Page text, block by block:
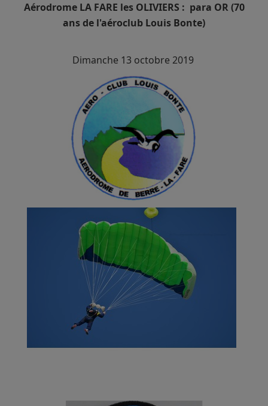
Aérodrome LA FARE les OLIVIERS : para OR (70
ans de l'aéroclub Louis Bonte)
Dimanche 13 octobre 2019